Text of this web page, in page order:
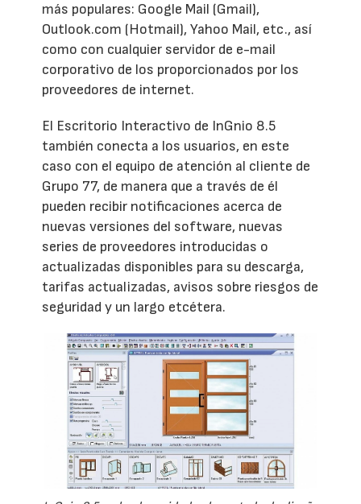
más populares: Google Mail (Gmail),
Outlook.com (Hotmail), Yahoo Mail, etc., así
como con cualquier servidor de e-mail
corporativo de los proporcionados por los
proveedores de internet.
El Escritorio Interactivo de InGnio 8.5
también conecta a los usuarios, en este
caso con el equipo de atención al cliente de
Grupo 77, de manera que a través de él
pueden recibir notificaciones acerca de
nuevas versiones del software, nuevas
series de proveedores introducidas o
actualizadas disponibles para su descarga,
tarifas actualizadas, avisos sobre riesgos de
seguridad y un largo etcétera.